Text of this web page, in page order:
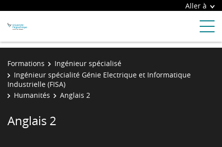
Aller à
Formations
Ingénieur spécialisé
Ingénieur spécialité Génie Electrique et Informatique
Industrielle (FISA)
Humanités
Anglais 2
Anglais 2